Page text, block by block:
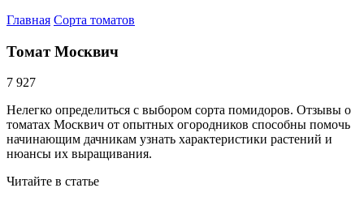
Главная Сорта томатов
Томат Москвич
7 927
Нелегко определиться с выбором сорта помидоров. Отзывы о
томатах Москвич от опытных огородников способны помочь
начинающим дачникам узнать характеристики растений и
нюансы их выращивания.
Читайте в статье